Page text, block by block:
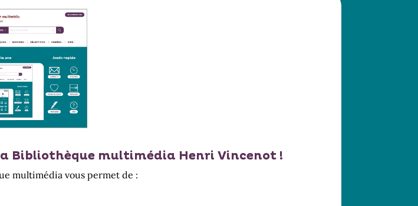
Bibliothèque multimédia Henri Vincenot !
multimédia vous permet de :